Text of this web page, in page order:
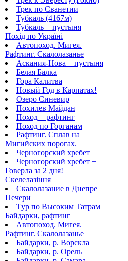
Трек по Сванетии
Тубкаль (4167м)
Тубкаль + пустыня
Похід по Україні
Автопоход. Мигея.
Рафтинг. Скалолазанье
Аскания-Нова + пустыня
Белая Балка
Гора Калитва
Новый Год в Карпатах!
Озеро Синевир
Похилев Майдан
Поход + рафтинг
Поход по Горганам
Рафтинг. Сплав на
Мигийских порогах.
Черногорский хребет
Черногорский хребет +
Говерла за 2 дня!
Скелелазіння
Скалолазание в Днепре
Печери
Tур по Высоким Татрам
Байдарки, рафтинг
Автопоход. Мигея.
Рафтинг. Скалолазанье
Байдарки, р. Ворскла
Байдарки, р. Орель